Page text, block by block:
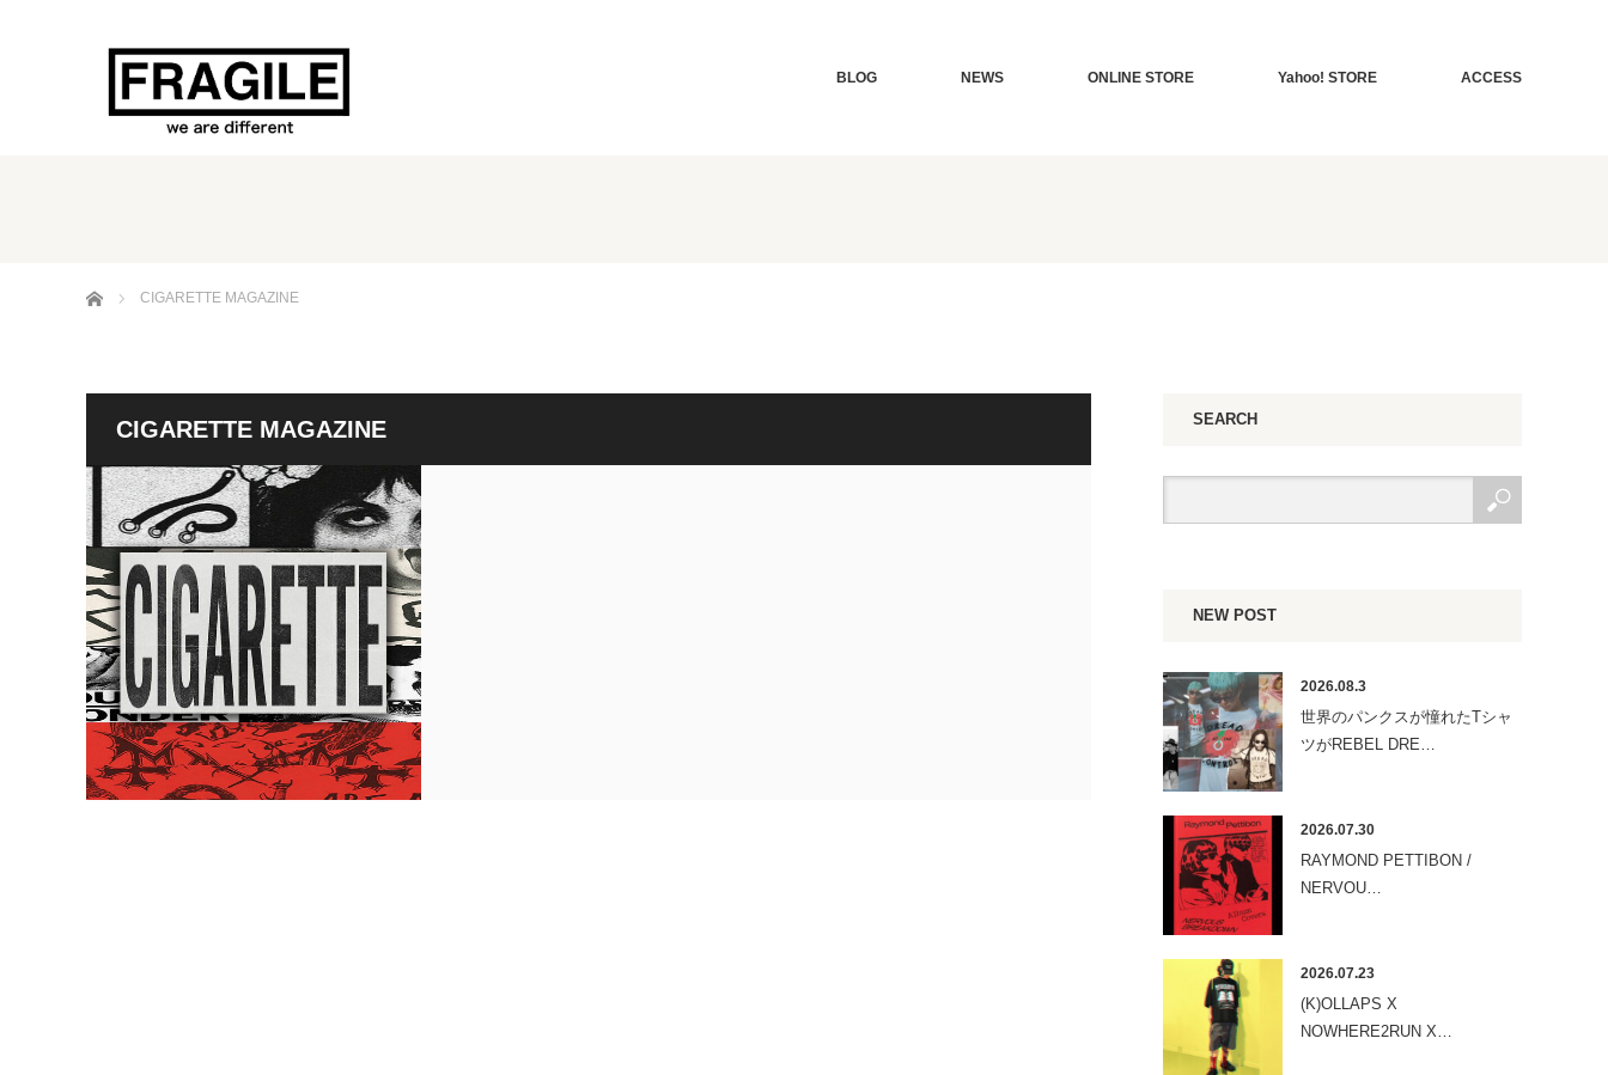
BLOG NEWS ONLINE STORE Yahoo! STORE ACCESS
ホーム CIGARETTE MAGAZINE
CIGARETTE MAGAZINE SEARCH
NEW POST
2026.08.3
世界のパンクスが憧れたTシャ
ツがREBEL DRE…
2026.07.30
RAYMOND PETTIBON /
NERVOU…
2026.07.23
(K)OLLAPS X
NOWHERE2RUN X…